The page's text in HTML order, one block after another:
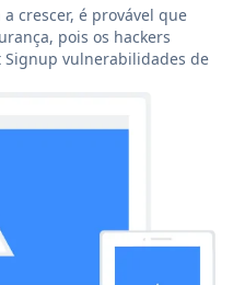
crescer, é provável que
pois os hackers
vulnerabilidades de